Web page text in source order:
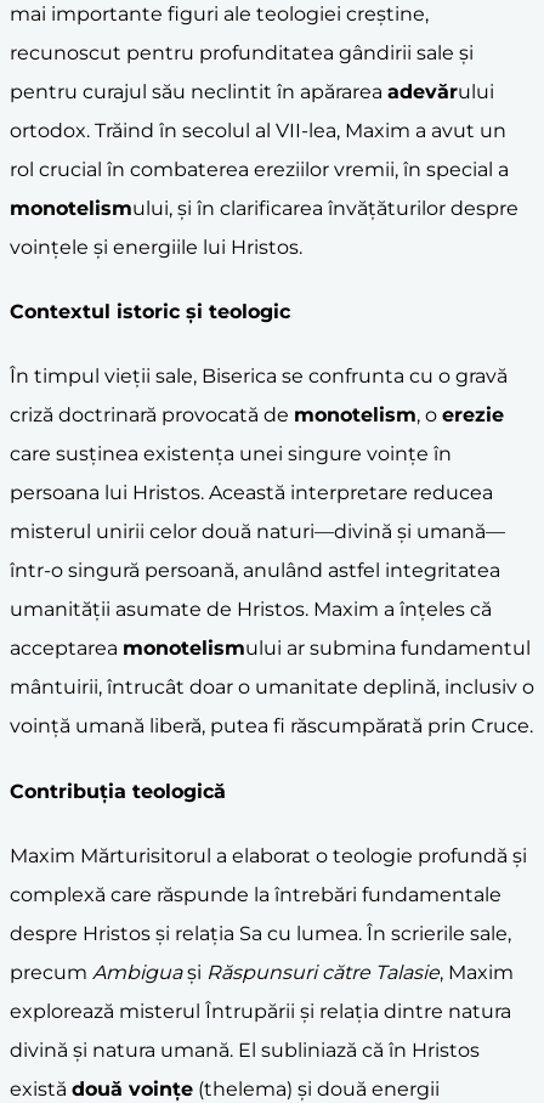
mai importante figuri ale teologiei creștine,
recunoscut pentru profunditatea gândirii sale și
pentru curajul său neclintit în apărarea adevărului
ortodox. Trăind în secolul al VII-lea, Maxim a avut un
rol crucial în combaterea ereziilor vremii, în special a
monotelismului, și în clarificarea învățăturilor despre
voințele și energiile lui Hristos.
Contextul istoric și teologic
În timpul vieții sale, Biserica se confrunta cu o gravă
criză doctrinară provocată de monotelism, o erezie
care susținea existența unei singure voințe în
persoana lui Hristos. Această interpretare reducea
misterul unirii celor două naturi—divină și umană—
într-o singură persoană, anulând astfel integritatea
umanității asumate de Hristos. Maxim a înțeles că
acceptarea monotelismului ar submina fundamentul
mântuirii, întrucât doar o umanitate deplină, inclusiv o
voință umană liberă, putea fi răscumpărată prin Cruce.
Contribuția teologică
Maxim Mărturisitorul a elaborat o teologie profundă și
complexă care răspunde la întrebări fundamentale
despre Hristos și relația Sa cu lumea. În scrierile sale,
precum Ambiguași Răspunsuri către Talasie, Maxim
explorează misterul Întrupării și relația dintre natura
divină și natura umană. El subliniază că în Hristos
există două voințe (thelema) și două energii